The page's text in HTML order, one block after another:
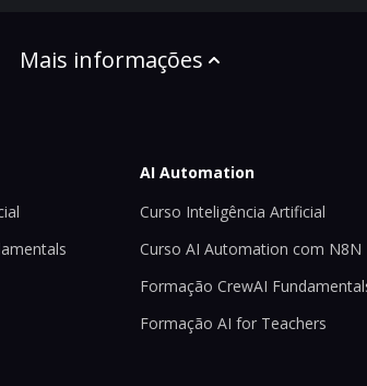
Mais informações
AI Automation
Curso Inteligência Artificial
Curso AI Automation com N8N
Formação CrewAI
Formação AI for Teachers